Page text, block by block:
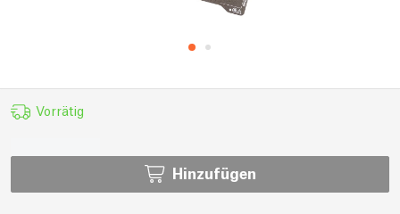
Vorrätig
Hinzufügen